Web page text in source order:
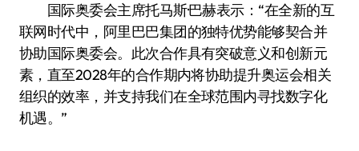
国际奥委会主席托马斯·巴赫表示：“在全新的互
联网时代中，阿里巴巴集团的独特优势能够契合并
协助国际奥委会。此次合作具有突破意义和创新元
素，直至2028年的合作期内将协助提升奥运会相关
组织的效率，并支持我们在全球范围内寻找数字化
机遇。”